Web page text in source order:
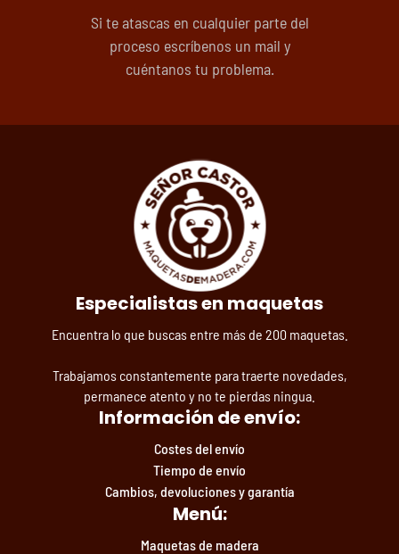
Si te atascas en cualquier parte del
proceso escríbenos un mail y
cuéntanos tu problema.
Especialistas en maquetas
Encuentra lo que buscas entre más de 200 maquetas.
Trabajamos constantemente para traerte novedades,
permanece atento y no te pierdas ningua.
Información de envío:
Costes del envío
Tiempo de envío
Cambios, devoluciones y garantía
Menú:
Maquetas de madera